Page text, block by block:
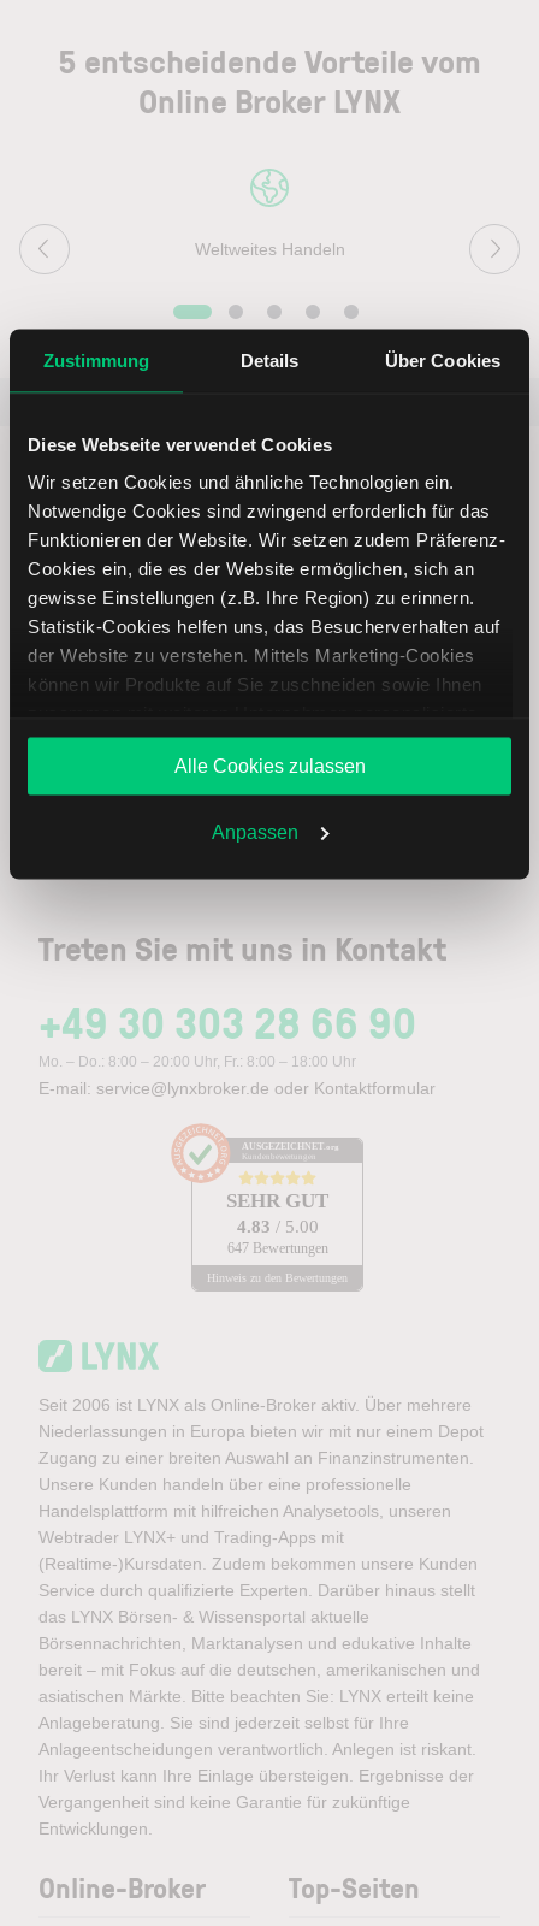
Zustimmung Details Über Cookies
Diese Webseite verwendet Cookies
Wir setzen Cookies und ähnliche Technologien ein.
Notwendige Cookies sind zwingend erforderlich für das
Funktionieren der Website. Wir setzen zudem Präferenz-
Cookies ein, die es der Website ermöglichen, sich an
gewisse Einstellungen (z.B. Ihre Region) zu erinnern.
Statistik-Cookies helfen uns, das Besucherverhalten auf
der Website zu verstehen. Mittels Marketing-Cookies
können wir Produkte auf Sie zuschneiden sowie Ihnen
Angebote unterbreiten. Sie entscheiden, welche Cookies
Sie zulassen oder ablehnen. Ihre Entscheidung können
Sie jederzeit in denCookie-Einstellungenändern.
Weitere Infos auch in unsererDatenschutzerklärung
Alle Cookies zulassen
Anpassen
5 entscheidende Vorteile vom
Online Broker LYNX
Weltweites Handeln
Treten Sie mit uns in Kontakt
+49 30 303 28 66 90
Mo. – Do.: 8:00 – 20:00 Uhr, Fr.: 8:00 – 18:00 Uhr
E-mail: service@lynxbroker.de oder Kontaktformular
AUSGEZEICHNET .org
Kundenbewertungen
SEHR GUT
4.83 / 5.00
647 Bewertungen
Hinweis zu den Bewertungen
Immer up to date – mit unseren
Newslettern
Ihre E-Mail-Adresse (erforderlich)
Abonnieren
Seit 2006 ist LYNX als Online-Broker aktiv. Über mehrere
Niederlassungen in Europa bieten wir mit nur einem Depot
Zugang zu einer breiten Auswahl an Finanzinstrumenten.
Unsere Kunden handeln über eine professionelle
Handelsplattform mit hilfreichen Analysetools, unseren
Webtrader LYNX+ und Trading-Apps mit
(Realtime-)Kursdaten. Zudem bekommen unsere Kunden
Service durch qualifizierte Experten. Darüber hinaus stellt
das LYNX Börsen- & Wissensportal aktuelle
Börsennachrichten, Marktanalysen und edukative Inhalte
bereit – mit Fokus auf die deutschen, amerikanischen und
asiatischen Märkte. Bitte beachten Sie: LYNX erteilt keine
Anlageberatung. Sie sind jederzeit selbst für Ihre
Anlageentscheidungen verantwortlich. Anlegen ist riskant.
Ihr Verlust kann Ihre Einlage übersteigen. Ergebnisse der
Vergangenheit sind keine Garantie für zukünftige
Entwicklungen.
Online-Broker Top-Seiten